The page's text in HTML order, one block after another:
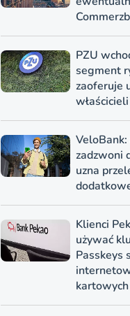
PZU
segment
zaoferuje
zadzwoni
uzna
Klienci
używać
Passkeys
kartowych